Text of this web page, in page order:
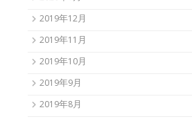
2019年12月
2019年11月
2019年10月
2019年9月
2019年8月